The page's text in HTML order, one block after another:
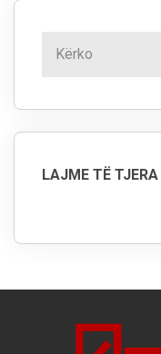
LAJME TË TJERA